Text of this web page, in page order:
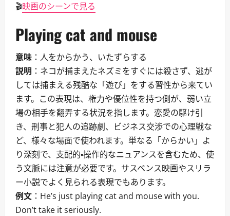
🎬映画のシーンで見る
Playing cat and mouse
意味 ：人をからかう、いたずらする
説明 ：ネコが捕まえたネズミをすぐには殺さず、逃が
しては捕まえる残酷な「遊び」をする習性から来てい
ます。この表現は、権力や優位性を持つ側が、弱い立
場の相手を翻弄する状況を指します。恋愛の駆け引
き、刑事と犯人の追跡劇、ビジネス交渉での心理戦な
ど、様々な場面で使われます。単なる「からかい」よ
り深刻で、支配的・操作的なニュアンスを含むため、使
う文脈には注意が必要です。サスペンス映画やスリラ
ー小説でよく見られる表現でもあります。
例文 ：He’s just playing cat and mouse with you.
Don’t take it seriously.